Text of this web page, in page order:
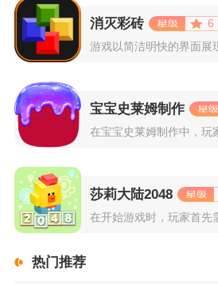
消灭彩砖
6
宝宝史莱姆制作
莎莉大陆2048
热门推荐